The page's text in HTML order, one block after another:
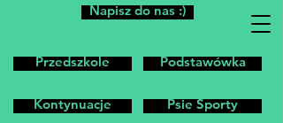
Napisz do nas :)
Przedszkole Podstawówka
Kontynuacje Psie Sporty